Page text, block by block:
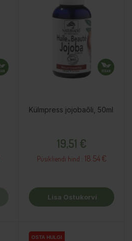
Külmpress jojobaõli, 50ml
19,51 €
Püsikliendi hind : 18.54 €
Lisa Ostukorvi
OSTA HULGI
OSTA HULGI